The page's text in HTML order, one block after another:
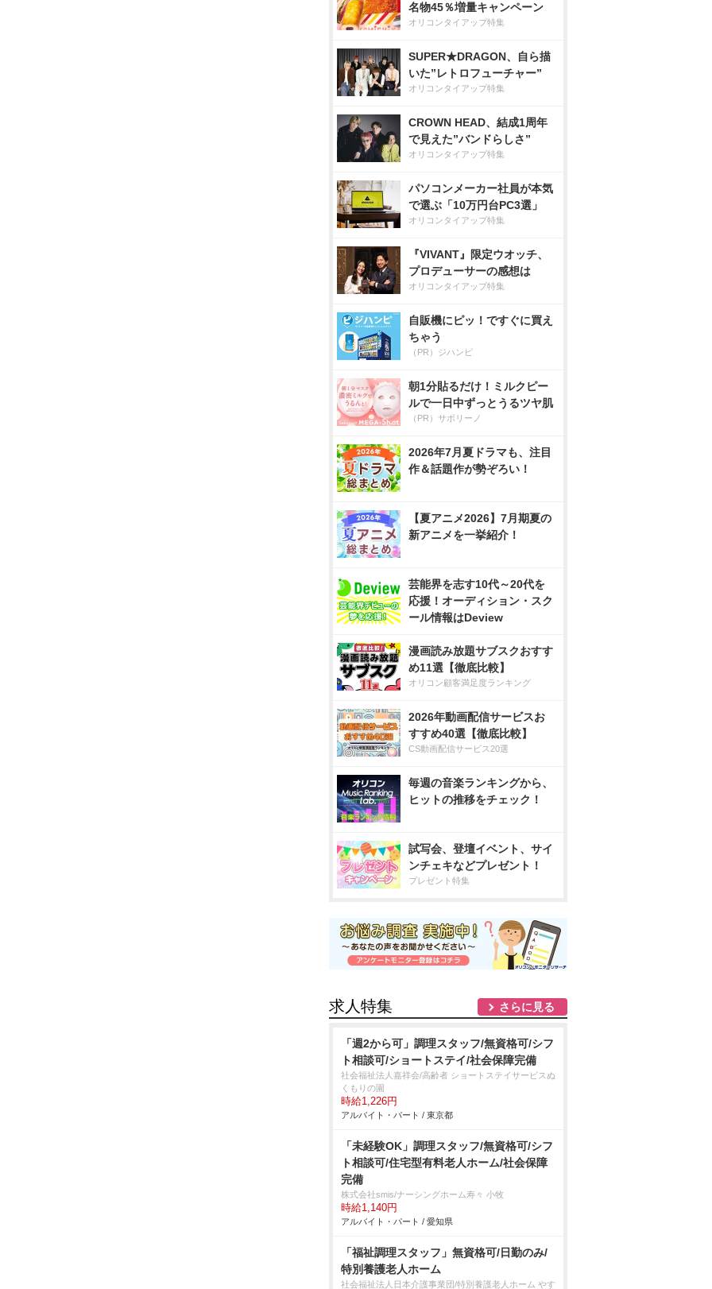
名物45％増量キャンペーン
オリコンタイアップ特集
SUPER★DRAGON、自ら描
いた”レトロフューチャー”
オリコンタイアップ特集
CROWN HEAD、結成1周年
で見えた”バンドらしさ”
オリコンタイアップ特集
パソコンメーカー社員が本気
で選ぶ「10万円台PC3選」
オリコンタイアップ特集
『VIVANT』限定ウオッチ、
プロデューサーの感想は
オリコンタイアップ特集
自販機にピッ！ですぐに買え
ちゃう
（PR）ジハンピ
朝1分貼るだけ！ミルクピー
ルで一日中ずっとうるツヤ肌
（PR）サボリーノ
2026年7月夏ドラマも、注目
作＆話題作が勢ぞろい！
【夏アニメ2026】7月期夏の
新アニメを一挙紹介！
芸能界を志す10代～20代を
応援！オーディション・スク
ール情報はDeview
漫画読み放題サブスクおすす
め11選【徹底比較】
オリコン顧客満足度ランキング
2026年動画配信サービスお
すすめ40選【徹底比較】
CS動画配信サービス20選
毎週の音楽ランキングから、
ヒットの推移をチェック！
試写会、登壇イベント、サイ
ンチェキなどプレゼント！
プレゼント特集
求人特集 さらに見る
「週2から可」調理スタッフ/無資格可/シフ
ト相談可/ショートステイ/社会保障完備
社会福祉法人嘉祥会/高齢者 ショートステイサービスぬ
くもりの園
時給1,226円
アルバイト・パート / 東京都
「未経験OK」調理スタッフ/無資格可/シフ
ト相談可/住宅型有料老人ホーム/社会保障
完備
株式会社smis/ナーシングホーム寿々 小牧
時給1,140円
アルバイト・パート / 愛知県
「福祉調理スタッフ」無資格可/日勤のみ/
特別養護老人ホーム
社会福祉法人日本介護事業団/特別養護老人ホーム やす